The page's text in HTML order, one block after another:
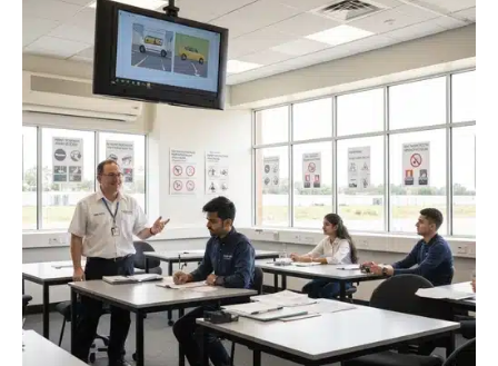
בטיחות
לחברות
בניה
מקצועי
סיכונים